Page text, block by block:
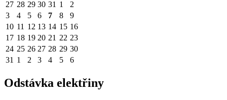
27 28 29 30 31 1
2
3
4 5 6 7 8
9
10 11 12 13 14 15 16
17 18 19 20 21 22 23
24 25 26 27 28 29 30
31 1 2 3 4 5 6
Odstávka elektřiny